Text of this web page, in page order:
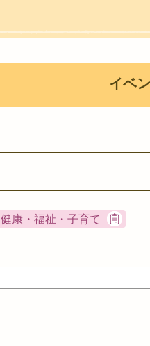
イベ
健康・福祉・子育て